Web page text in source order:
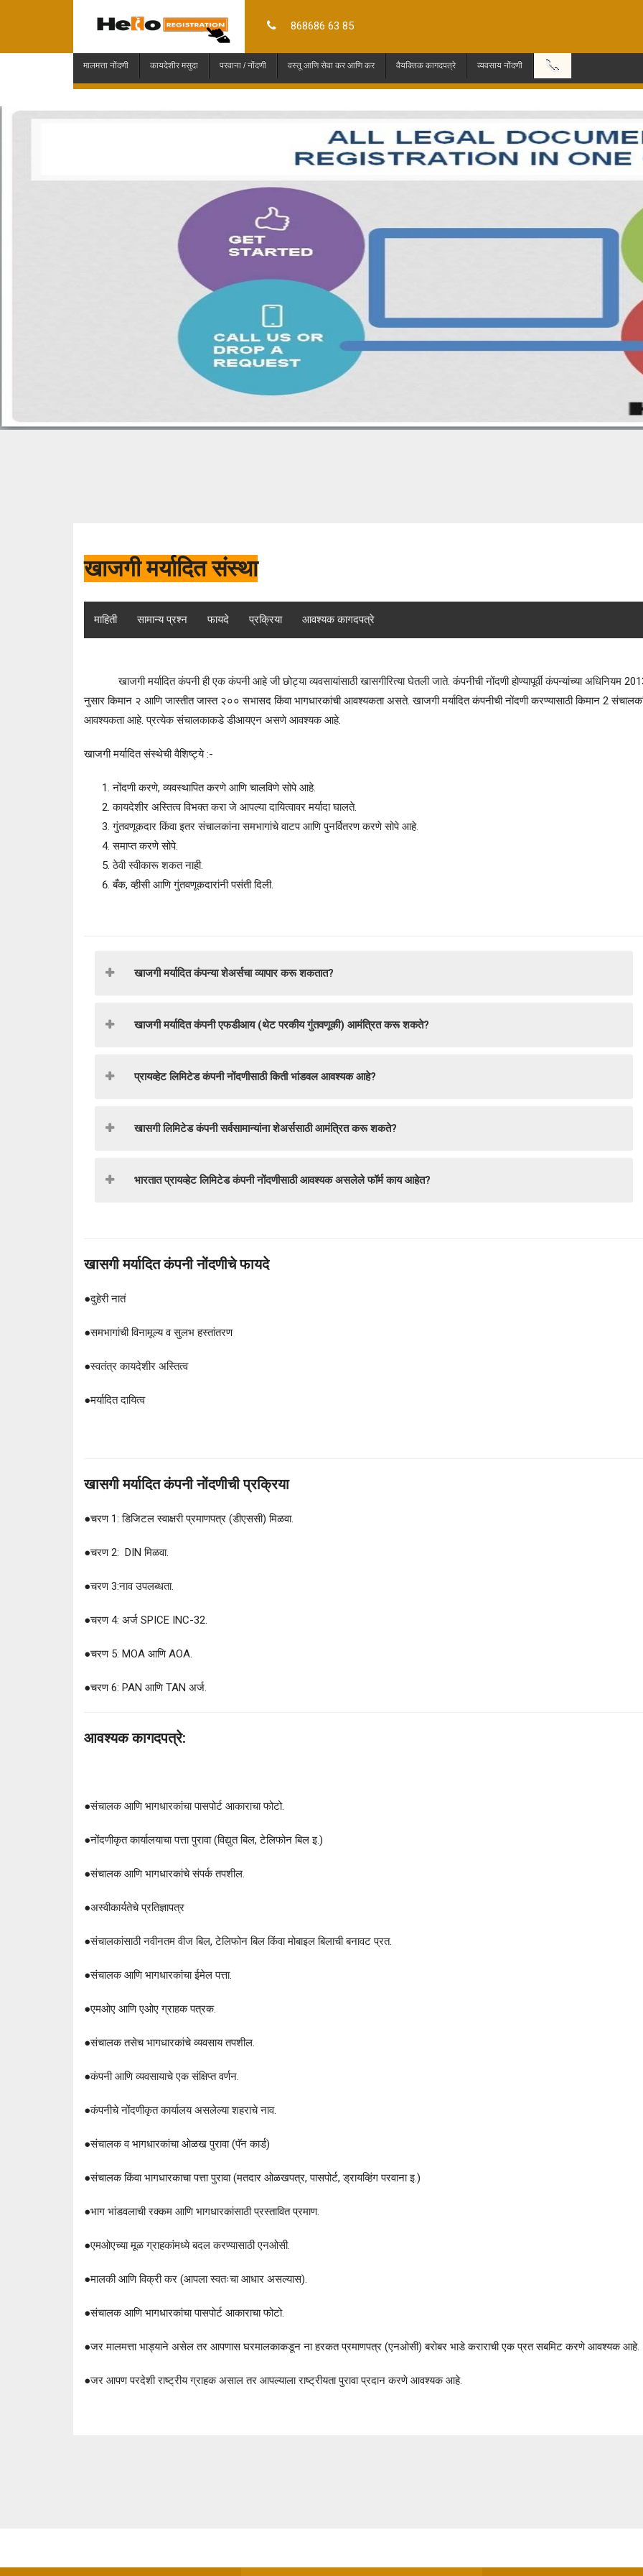
868686 63 85
मालमत्ता नोंदणी कायदेशीर मसुदा परवाना / नोंदणी वस्तू आणि सेवा कर आणि कर वैयक्तिक कागदपत्रे व्यवसाय नोंदणी 📞
खाजगी मर्यादित संस्था
माहिती सामान्य प्रश्न फायदे प्रक्रिया आवश्यक कागदपत्रे
खाजगी मर्यादित कंपनी ही एक कंपनी आहे जी छोट्या व्यवसायांसाठी खासगीरित्या घेतली जाते. कंपनीची नोंदणी होण्यापूर्वी कंपन्यांच्या अधिनियम
नुसार किमान २ आणि जास्तीत जास्त २०० सभासद किंवा भागधारकांची आवश्यकता असते. खाजगी मर्यादित कंपनीची नोंदणी करण्यासाठी किमान 2
आवश्यकता आहे. प्रत्येक संचालकाकडे डीआयएन असणे आवश्यक आहे.
खाजगी मर्यादित संस्थेची वैशिष्ट्ये :-
नोंदणी करणे, व्यवस्थापित करणे आणि चालविणे सोपे आहे.
कायदेशीर अस्तित्व विभक्त करा जे आपल्या दायित्वावर मर्यादा घालते.
गुंतवणूकदार किंवा इतर संचालकांना समभागांचे वाटप आणि पुनर्वितरण करणे सोपे आहे.
समाप्त करणे सोपे.
ठेवी स्वीकारू शकत नाही.
बँक, व्हीसी आणि गुंतवणूकदारांनी पसंती दिली.
खाजगी मर्यादित कंपन्या शेअर्सचा व्यापार करू शकतात?
खाजगी मर्यादित कंपनी एफडीआय (थेट परकीय गुंतवणूकी) आमंत्रित करू शकते?
प्रायव्हेट लिमिटेड कंपनी नोंदणीसाठी किती भांडवल आवश्यक आहे?
खासगी लिमिटेड कंपनी सर्वसामान्यांना शेअर्ससाठी आमंत्रित करू शकते?
भारतात प्रायव्हेट लिमिटेड कंपनी नोंदणीसाठी आवश्यक असलेले फॉर्म काय आहेत?
खासगी मर्यादित कंपनी नोंदणीचे फायदे
●दुहेरी नातं
●समभागांची विनामूल्य व सुलभ हस्तांतरण
●स्वतंत्र कायदेशीर अस्तित्व
●मर्यादित दायित्व
खासगी मर्यादित कंपनी नोंदणीची प्रक्रिया
●चरण 1: डिजिटल स्वाक्षरी प्रमाणपत्र (डीएससी) मिळवा.
●चरण 2: DIN मिळवा.
●चरण 3:नाव उपलब्धता.
●चरण 4: अर्ज SPICE INC-32.
●चरण 5: MOA आणि AOA.
●चरण 6: PAN आणि TAN अर्ज.
आवश्यक कागदपत्रे:
●संचालक आणि भागधारकांचा पासपोर्ट आकाराचा फोटो.
●नोंदणीकृत कार्यालयाचा पत्ता पुरावा (विद्युत बिल, टेलिफोन बिल इ.)
●संचालक आणि भागधारकांचे संपर्क तपशील.
●अस्वीकार्यतेचे प्रतिज्ञापत्र
●संचालकांसाठी नवीनतम वीज बिल, टेलिफोन बिल किंवा मोबाइल बिलाची बनावट प्रत.
●संचालक आणि भागधारकांचा ईमेल पत्ता.
●एमओए आणि एओए ग्राहक पत्रक.
●संचालक तसेच भागधारकांचे व्यवसाय तपशील.
●कंपनी आणि व्यवसायाचे एक संक्षिप्त वर्णन.
●कंपनीचे नोंदणीकृत कार्यालय असलेल्या शहराचे नाव.
●संचालक व भागधारकांचा ओळख पुरावा (पॅन कार्ड)
●संचालक किंवा भागधारकाचा पत्ता पुरावा (मतदार ओळखपत्र, पासपोर्ट, ड्रायव्हिंग परवाना इ.)
●भाग भांडवलाची रक्कम आणि भागधारकांसाठी प्रस्तावित प्रमाण.
●एमओएच्या मूळ ग्राहकांमध्ये बदल करण्यासाठी एनओसी.
●मालकी आणि विक्री कर (आपला स्वतःचा आधार असल्यास).
●संचालक आणि भागधारकांचा पासपोर्ट आकाराचा फोटो.
●जर मालमत्ता भाड्याने असेल तर आपणास घरमालकाकडून ना हरकत प्रमाणपत्र (एनओसी) बरोबर भाडे कराराची एक प्रत सबमिट करणे आवश्यक आहे.
●जर आपण परदेशी राष्ट्रीय ग्राहक असाल तर आपल्याला राष्ट्रीयता पुरावा प्रदान करणे आवश्यक आहे.